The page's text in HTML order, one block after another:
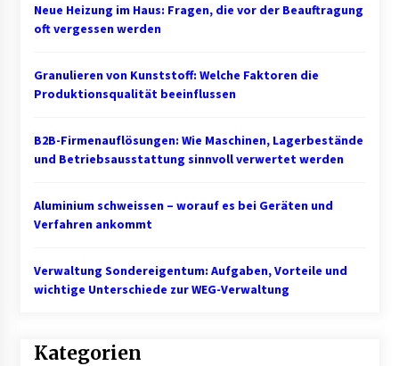
3 Monaten ago
Eingangstür bei Otypo
3 Monaten ago
Kündigungsschutzklage: Was Arbeitnehmer
nach einer Kündigung wissen sollten
Mietverwaltung in Karlsruhe: Zuverlässige
Neue Heizung im Haus: Fragen, die vor der Beauftragung
oft vergessen werden
Granulieren von Kunststoff: Welche Faktoren die
Produktionsqualität beeinflussen
B2B-Firmenauflösungen: Wie Maschinen, Lagerbestände
und Betriebsausstattung sinnvoll verwertet werden
Aluminium schweissen – worauf es bei Geräten und
Verfahren ankommt
Verwaltung Sondereigentum: Aufgaben, Vorteile und
wichtige Unterschiede zur WEG-Verwaltung
Kategorien